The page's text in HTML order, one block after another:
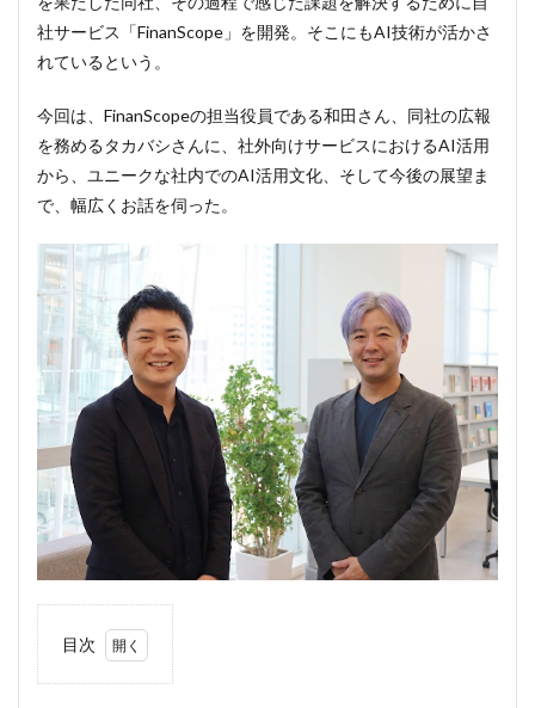
社サービス「FinanScope」を開発。そこにもAI技術が活かさ
れているという。
今回は、FinanScopeの担当役員である和田さん、同社の広報
を務めるタカバシさんに、社外向けサービスにおけるAI活用
から、ユニークな社内でのAI活用文化、そして今後の展望ま
で、幅広くお話を伺った。
目次